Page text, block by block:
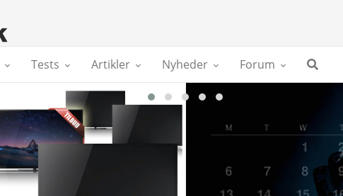
Tests Artikler Nyheder Forum